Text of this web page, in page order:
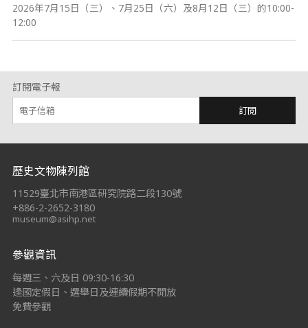
2026年7月15日（三）、7月25日（六）及8月12日（三）的10:00-
12:00
訂閱電子報
訂閱
:::
歷史文物陳列館
11529臺北市南港區研究院路二段130號
+886-2-2652-3180
museum@asihp.net
參觀資訊
每週三、六及日 09:30-16:30
逢國定假日、選舉日及連續假期不開放
免費參觀